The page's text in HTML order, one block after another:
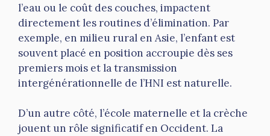
l’eau ou le coût des couches, impactent
directement les routines d’élimination. Par
exemple, en milieu rural en Asie, l’enfant est
souvent placé en position accroupie dès ses
premiers mois et la transmission
intergénérationnelle de l’HNI est naturelle.
D’un autre côté, l’école maternelle et la crèche
jouent un rôle significatif en Occident. La